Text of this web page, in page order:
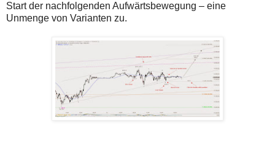
Start der nachfolgenden Aufwärtsbewegung – eine
Unmenge von Varianten zu.